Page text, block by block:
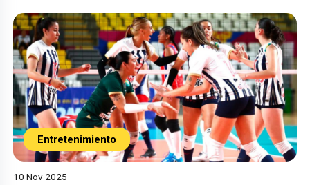
Entretenimiento
10 Nov 2025